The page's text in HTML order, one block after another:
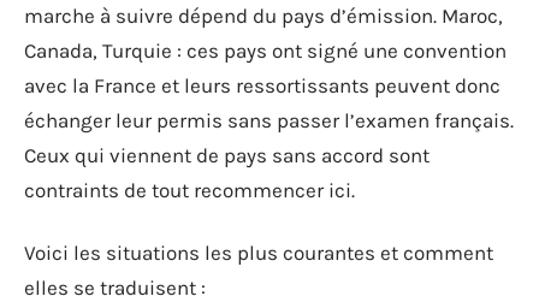
marche à suivre dépend du pays d’émission. Maroc,
Canada, Turquie : ces pays ont signé une convention
avec la France et leurs ressortissants peuvent donc
échanger leur permis sans passer l’examen français.
Ceux qui viennent de pays sans accord sont
contraints de tout recommencer ici.
Voici les situations les plus courantes et comment
elles se traduisent :